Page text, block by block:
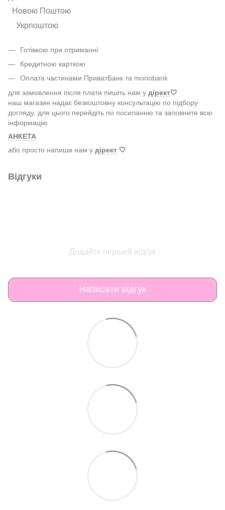
Новою Поштою
Укрпоштою
Готівкою при отриманні
Кредитною карткою
Оплата частинами ПриватБанк та monobank
для замовлення після плати пишіть нам у дірект🤍
наш магазин надає безкоштовну консультацію по підбору
догляду, для цього перейдіть по посиланню та заповните всю
інформацію
АНКЕТА
або просто напиши нам у дірект 🤍
Відгуки
Додайте перший відгук
Написати відгук